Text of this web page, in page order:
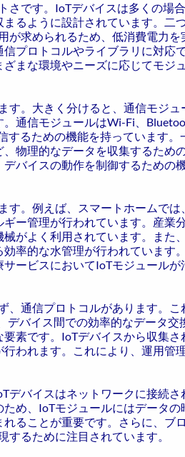
さです。IoTデバイスは多くの場
るように設計されています。二
が求められるため、低消費電力を
プロトコルやライブラリに対応
まな環境やニーズに応じてモジ
す。大きく分けると、通信モジュ
通信モジュールはWi-Fi、
するための機能を持っています。
物理的なデータを収集するため
バイスの動作を制御するための
す。例えば、スマートホームでは
ー管理が行われています。産業
がよく利用されています。また
率的な水管理が行われています
ービスにおいてIoTモジュールが
通信プロトコルがあります。こ
デバイス間での効率的なデータ交
素です。IoTデバイスから収集さ
われます。これにより、運用管
デバイスはネットワークに接続さ
め、IoTモジュールにはデータの
ることが重要です。さらに、ブ
るために注目されています。